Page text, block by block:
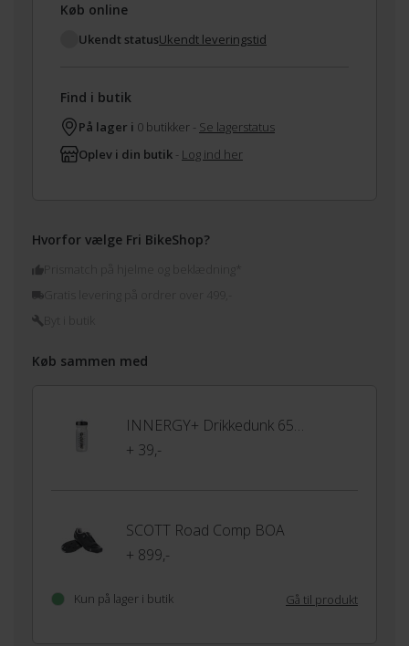
Køb online
Ukendt statusUkendt leveringstid
Find i butik
På lager i 0 butikker - Se lagerstatus
Oplev i din butik - Log ind her
Hvorfor vælge Fri BikeShop?
Prismatch på hjelme og beklædning*
Køb sammen med
INNERGY+ Drikkedunk 650ml
+ 39,-
SCOTT Road Comp BOA
+ 899,-
Kun på lager i butik Gå til produkt